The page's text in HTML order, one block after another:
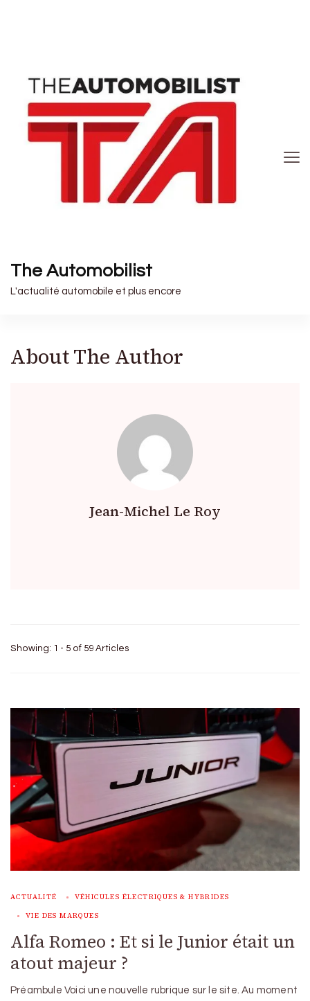
The Automobilist
L'actualité automobile et plus encore
About The Author
Jean-Michel Le Roy
Showing: 1 - 5 of 59 Articles
ACTUALITÉ VÉHICULES ÉLECTRIQUES & HYBRIDES
VIE DES MARQUES
Alfa Romeo : Et si le Junior était un
atout majeur ?
Préambule Voici une nouvelle rubrique sur le site. Au moment